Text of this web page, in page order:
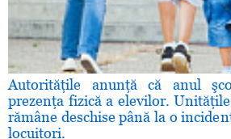
Autorităţile anunţă că anul
prezenţa fizică a elevilor.
rămâne deschise până la o
locuitori.